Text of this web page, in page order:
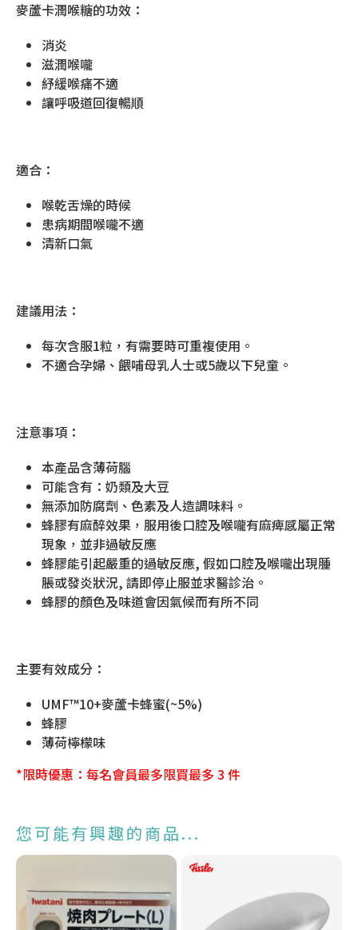
麥蘆卡潤喉糖的功效：
消炎
滋潤喉嚨
紓緩喉痛不適
讓呼吸道回復暢順
適合：
喉乾舌燥的時候
患病期間喉嚨不適
清新口氣
建議用法：
每次含服1粒，有需要時可重複使用。
不適合孕婦、餵哺母乳人士或5歲以下兒童。
注意事項：
本產品含薄荷腦
可能含有：奶類及大豆
無添加防腐劑、色素及人造調味料。
蜂膠有麻醉效果，服用後口腔及喉嚨有麻痺感屬正常
現象，並非過敏反應
蜂膠能引起嚴重的過敏反應, 假如口腔及喉嚨出現腫
脹或發炎狀況, 請即停止服並求醫診治。
蜂膠的顏色及味道會因氣候而有所不同
主要有效成分：
UMF™10+麥蘆卡蜂蜜(~5%)
蜂膠
薄荷檸檬味
*限時優惠：每名會員最多限買最多 3 件
您可能有興趣的商品...